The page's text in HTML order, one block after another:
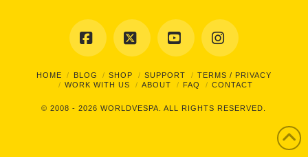
Facebook
X YouTubeInstagram
HOME BLOG SHOP SUPPORT
TERMS / PRIVACY
WORK WITH US
ABOUT FAQ CONTACT
© 2008 - 2026 WORLDVESPA. ALL RIGHTS RESERVED.